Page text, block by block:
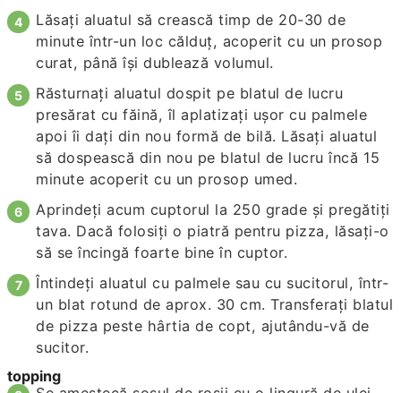
Lăsaţi aluatul să crească timp de 20-30 de
minute într-un loc călduţ, acoperit cu un prosop
curat, până îşi dublează volumul.
Răsturnați aluatul dospit pe blatul de lucru
presărat cu făină, îl aplatizați ușor cu palmele
apoi îi dați din nou formă de bilă. Lăsați aluatul
să dospească din nou pe blatul de lucru încă 15
minute acoperit cu un prosop umed.
Aprindeți acum cuptorul la 250 grade și pregătiți
tava. Dacă folosiți o piatră pentru pizza, lăsați-o
să se încingă foarte bine în cuptor.
Întindeți aluatul cu palmele sau cu sucitorul, într-
un blat rotund de aprox. 30 cm. Transferați blatul
de pizza peste hârtia de copt, ajutându-vă de
sucitor.
topping